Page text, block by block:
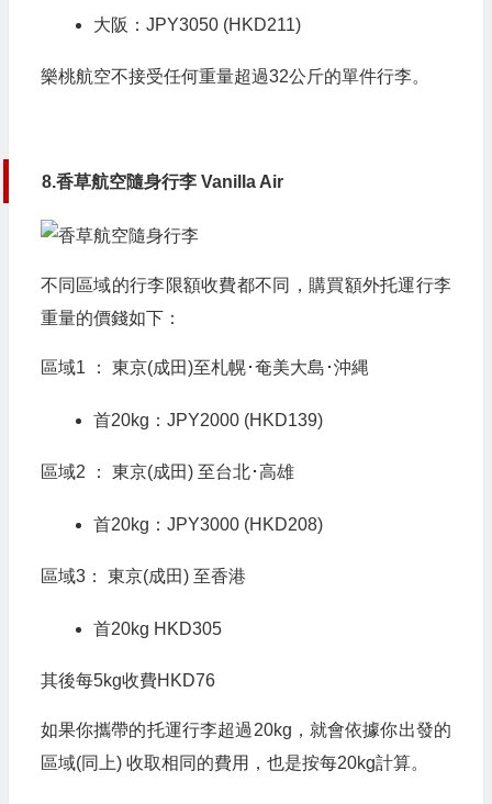
大阪：JPY3050 (HKD211)
樂桃航空不接受任何重量超過32公斤的單件行李。
8.香草航空隨身行李 Vanilla Air
不同區域的行李限額收費都不同，購買額外托運行李
重量的價錢如下：
區域1 ： 東京(成田)至札幌･奄美大島･沖縄
首20kg：JPY2000 (HKD139)
區域2 ： 東京(成田) 至台北･高雄
首20kg：JPY3000 (HKD208)
區域3： 東京(成田) 至香港
首20kg HKD305
其後每5kg收費HKD76
如果你攜帶的托運行李超過20kg，就會依據你出發的
區域(同上) 收取相同的費用，也是按每20kg計算。